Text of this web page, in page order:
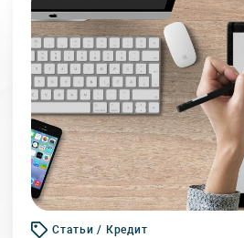
Статьи / Кредит